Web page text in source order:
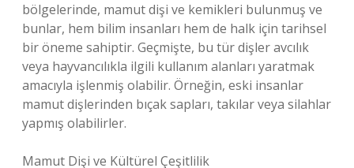
bölgelerinde, mamut dişi ve kemikleri bulunmuş ve
bunlar, hem bilim insanları hem de halk için tarihsel
bir öneme sahiptir. Geçmişte, bu tür dişler avcılık
veya hayvancılıkla ilgili kullanım alanları yaratmak
amacıyla işlenmiş olabilir. Örneğin, eski insanlar
mamut dişlerinden bıçak sapları, takılar veya silahlar
yapmış olabilirler.
Mamut Dişi ve Kültürel Çeşitlilik